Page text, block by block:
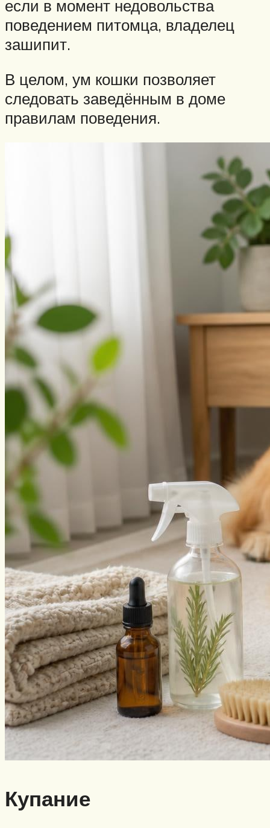
если в момент недовольства
поведением питомца, владелец
зашипит.
В целом, ум кошки позволяет
следовать заведённым в доме
правилам поведения.
Купание